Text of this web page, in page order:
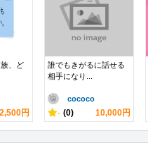
、ど
2,500円
誰でもきがるに話せる
相手になり...
cococo
- (0) 10,000円